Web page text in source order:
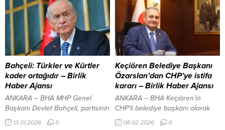
Bahçeli: Türkler ve Kürtler
kader ortağıdır – Birlik
Haber Ajansı
ANKARA – BHA MHP Genel
Başkanı Devlet Bahçeli, partisinin
TBMM grup toplantısında
açıklamalarda bulundu. Bahçeli,
13.01.2026 0
Keçiören Belediye Başkanı
Özarslan’dan CHP’ye istifa
kararı – Birlik Haber Ajansı
ANKARA – BHA Keçiören’in
CHP’li belediye başkanı olarak
görev yapan Özarslan, ilçeye
yapılması planlanan yatırımlar
08.02.2026 0